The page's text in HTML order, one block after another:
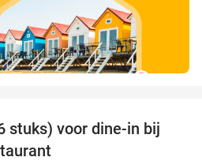
36%
stuks) voor dine-in bij